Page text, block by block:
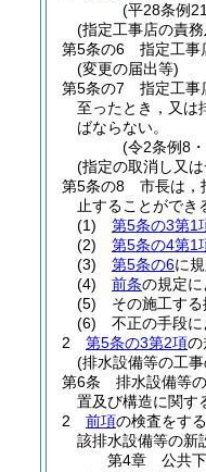
(平28条例
(指定工事店の責
第5条の6
指定工事
(変更の届出等)
第5条の7
指定工事
至ったとき，又は
ばならない。
(令2条例8
(指定の取消し又
第5条の8
市長は，
止することができ
(1)
第5条の3第1
(2)
第5条の4第1
(3)
第5条の6に
(4)
前条の規定に
(5)
その施工す
(6)
不正の手段に
2
第5条の3第2項の
(排水設備等の工
第6条
排水設備等
置及び構造に関す
2
前項の検査をす
該排水設備等の新
第4章
公共